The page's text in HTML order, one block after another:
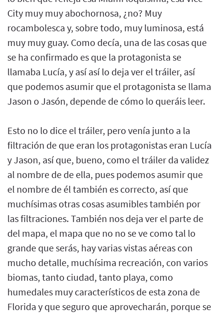
City muy muy abochornosa, ¿no? Muy
rocambolesca y, sobre todo, muy luminosa, está
muy muy guay. Como decía, una de las cosas que
se ha confirmado es que la protagonista se
llamaba Lucía, y así así lo deja ver el tráiler, así
que podemos asumir que el protagonista se llama
Jason o Jasón, depende de cómo lo queráis leer.
Esto no lo dice el tráiler, pero venía junto a la
filtración de que eran los protagonistas eran Lucía
y Jason, así que, bueno, como el tráiler da validez
al nombre de de ella, pues podemos asumir que
el nombre de él también es correcto, así que
muchísimas otras cosas asumibles también por
las filtraciones. También nos deja ver el parte de
del mapa, el mapa que no no se ve como tal lo
grande que serás, hay varias vistas aéreas con
mucho detalle, muchísima recreación, con varios
biomas, tanto ciudad, tanto playa, como
humedales muy característicos de esta zona de
Florida y que seguro que aprovecharán, porque se